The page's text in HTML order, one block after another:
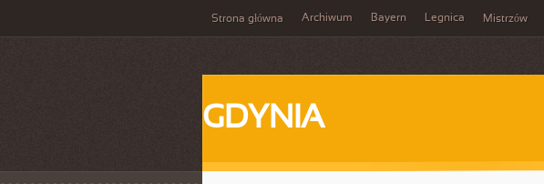
Strona główna Archiwum Bayern Legnica Mistrzów
GDYNIA